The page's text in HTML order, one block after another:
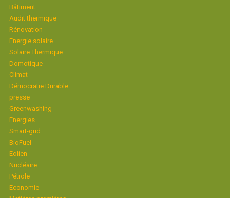
Bâtiment
Audit thermique
Rénovation
Energie solaire
Solaire Thermique
Domotique
Climat
Démocratie Durable
presse
Greenwashing
Energies
Smart-grid
BioFuel
Eolien
Nucléaire
Pétrole
Economie